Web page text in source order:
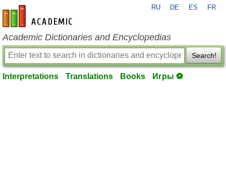
en-academic.com
RU DE ES FR
Academic Dictionaries and Encyclopedias
Search!
Interpretations Translations Books Игры ⚽